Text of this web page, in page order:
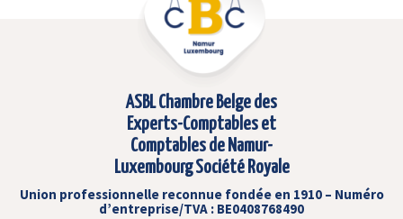
ASBL Chambre Belge des
Experts-Comptables et
Comptables de Namur-
Luxembourg Société Royale
Union professionnelle reconnue fondée en 1910 – Numéro
d’entreprise/TVA : BE0408768490